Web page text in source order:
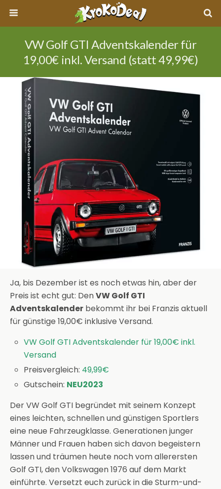
VW Golf GTI Adventskalender für
19,00€ inkl. Versand (statt 49,99€)
Ja, bis Dezember ist es noch etwas hin, aber der
Preis ist echt gut: DenVW Golf GTI
Adventskalender bekommt ihr bei Franzis aktuell
für günstige 19,00€ inklusive Versand.
VW Golf GTI Adventskalender für 19,00€ inkl.
Versand
Preisvergleich: 49,99€
Gutschein: NEU2023
Der VW Golf GTI begründet mit seinem Konzept
eines leichten, schnellen und günstigen Sportlers
eine neue Fahrzeugklasse. Generationen junger
Männer und Frauen haben sich davon begeistern
lassen und träumen heute noch vom allerersten
Golf GTI, den Volkswagen 1976 auf dem Markt
einführte. Versetzt euch zurück in die Sturm-und-